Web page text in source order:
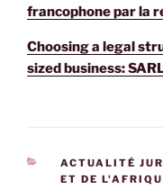
francophone par la
Choosing a legal
sized business:
CATÉGORIES
ACTUALITÉ
ET DE